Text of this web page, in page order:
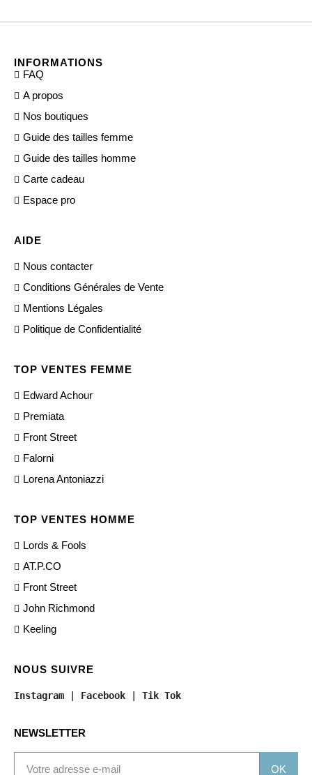
INFORMATIONS
FAQ
A propos
Nos boutiques
Guide des tailles femme
Guide des tailles homme
Carte cadeau
Espace pro
AIDE
Nous contacter
Conditions Générales de Vente
Mentions Légales
Politique de Confidentialité
TOP VENTES FEMME
Edward Achour
Premiata
Front Street
Falorni
Lorena Antoniazzi
TOP VENTES HOMME
Lords & Fools
AT.P.CO
Front Street
John Richmond
Keeling
NOUS SUIVRE
Instagram Facebook Tik Tok
NEWSLETTER
OK